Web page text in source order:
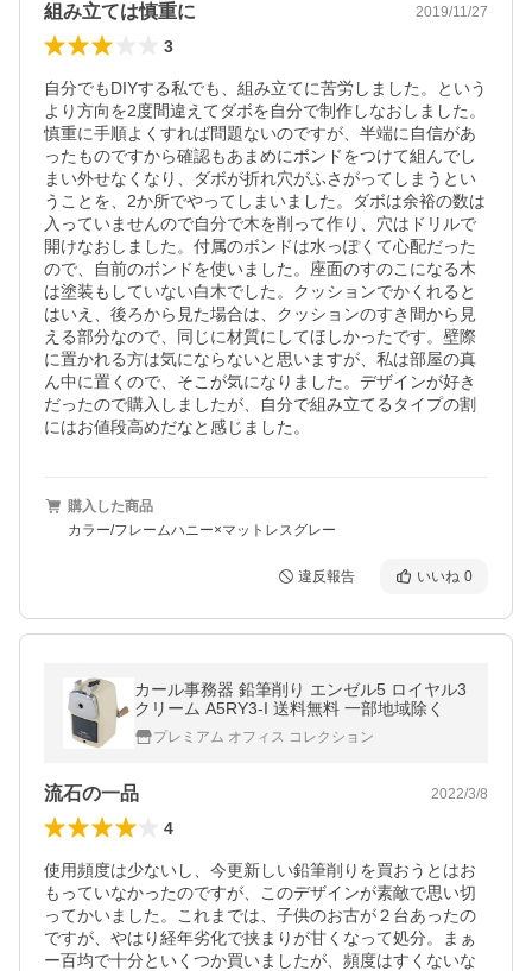
組み立ては慎重に 2019/11/27
3
自分でもDIYする私でも、組み立てに苦労しました。という
より方向を2度間違えてダボを自分で制作しなおしました。
慎重に手順よくすれば問題ないのですが、半端に自信があ
ったものですから確認もあまめにボンドをつけて組んでし
まい外せなくなり、ダボが折れ穴がふさがってしまうとい
うことを、2か所でやってしまいました。ダボは余裕の数は
入っていませんので自分で木を削って作り、穴はドリルで
開けなおしました。付属のボンドは水っぽくて心配だった
ので、自前のボンドを使いました。座面のすのこになる木
は塗装もしていない白木でした。クッションでかくれると
はいえ、後ろから見た場合は、クッションのすき間から見
える部分なので、同じに材質にしてほしかったです。壁際
に置かれる方は気にならないと思いますが、私は部屋の真
ん中に置くので、そこが気になりました。デザインが好き
だったので購入しましたが、自分で組み立てるタイプの割
にはお値段高めだなと感じました。
購入した商品
カラー/フレームハニー×マットレスグレー
違反報告 いいね 0
カール事務器 鉛筆削り エンゼル5 ロイヤル3
クリーム A5RY3-I 送料無料 一部地域除く
プレミアム オフィス コレクション
流石の一品 2022/3/8
4
使用頻度は少ないし、今更新しい鉛筆削りを買おうとはお
もっていなかったのですが、このデザインが素敵で思い切
ってかいました。これまでは、子供のお古が２台あったの
ですが、やはり経年劣化で挟まりが甘くなって処分。まぁ
ー百均で十分といくつか買いましたが、頻度はすくないな